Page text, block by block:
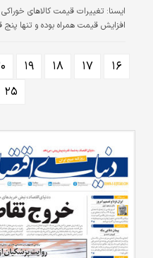
ايسنا: تغییرات قیمت کالاهای
افزایش قیمت همراه بوده و تنها
۱۶ ۱۷ ۱۸ ۱۹
۲۵